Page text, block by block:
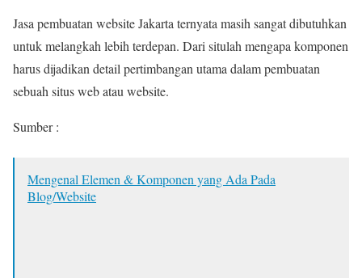
Jasa pembuatan website Jakarta ternyata masih sangat dibutuhkan
untuk melangkah lebih terdepan. Dari situlah mengapa komponen
harus dijadikan detail pertimbangan utama dalam pembuatan
sebuah situs web atau website.
Sumber :
Mengenal Elemen & Komponen yang Ada Pada
Blog/Website